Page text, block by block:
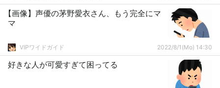
【画像】声優の茅野愛衣さん、もう完全にマ
マ
VIPワイドガイド 2022/8/1(Mo) 14:30
好きな人が可愛すぎて困ってる